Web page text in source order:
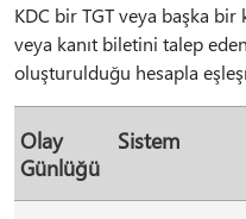
KDC bir TGT veya başka bir
veya kanıt biletini talep
oluşturulduğu hesapla
Olay
Günlüğü
Sistem